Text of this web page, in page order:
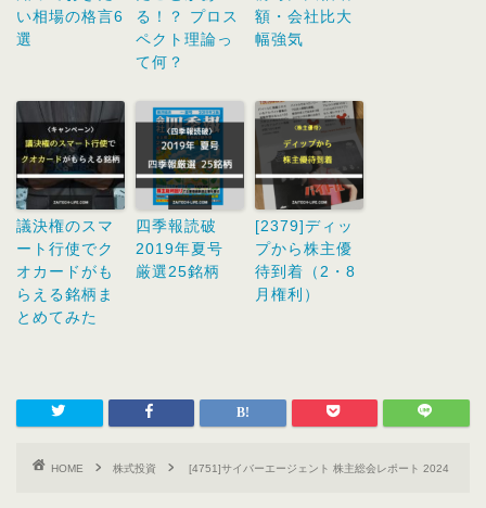
い相場の格言6
選
る！？ プロス
ペクト理論っ
て何？
額・会社比大
幅強気
議決権のスマ
ート行使でク
オカードがも
らえる銘柄ま
とめてみた
四季報読破
2019年夏号
厳選25銘柄
[2379]ディッ
プから株主優
待到着（2・8
月権利）
HOME 株式投資 [4751]サイバーエージェント 株主総会レポート 2024